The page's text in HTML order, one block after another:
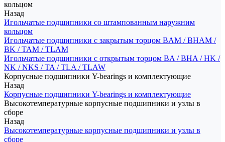
кольцом
Назад
Игольчатые подшипники со штампованным наружним
кольцом
Игольчатые подшипники с закрытым торцом BAM / BHAM /
BK / TAM / TLAM
Игольчатые подшипники с открытым торцом BA / BHA / HK /
NK / NKS / TA / TLA / TLAW
Корпусные подшипники Y-bearings и комплектующие
Назад
Корпусные подшипники Y-bearings и комплектующие
Высокотемпературные корпусные подшипники и узлы в
сборе
Назад
Высокотемпературные корпусные подшипники и узлы в
сборе